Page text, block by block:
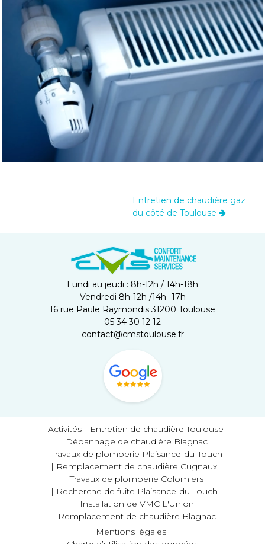
Entretien de chaudière gaz
du côté de Toulouse
Lundi au jeudi : 8h-12h / 14h-18h
Vendredi 8h-12h /14h- 17h
16 rue Paule Raymondis 31200 Toulouse
05 34 30 12 12
contact@cmstoulouse.fr
Activités
Entretien de chaudière Toulouse
Dépannage de chaudière Blagnac
Travaux de plomberie Plaisance-du-Touch
Remplacement de chaudière Cugnaux
Travaux de plomberie Colomiers
Recherche de fuite Plaisance-du-Touch
Installation de VMC L'Union
Remplacement de chaudière Blagnac
Mentions légales